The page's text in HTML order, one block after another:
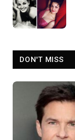
DON'T MISS